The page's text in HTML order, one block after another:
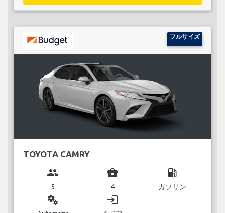
フルサイズ
TOYOTA CAMRY
group
5
business_center
4
local_gas_station
ガソリン
miscellaneous_services login